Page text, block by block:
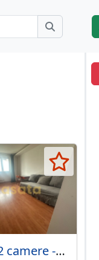
Titan 2 camere - 41,5 mp, etaj 9/10, la 7 minute de metrou